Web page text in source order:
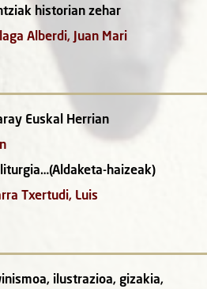
historian zehar
Alberdi, Juan Mari
Euskal Herrian
haizeak)
Txertudi, Luis
ilustrazioa, gizakia,